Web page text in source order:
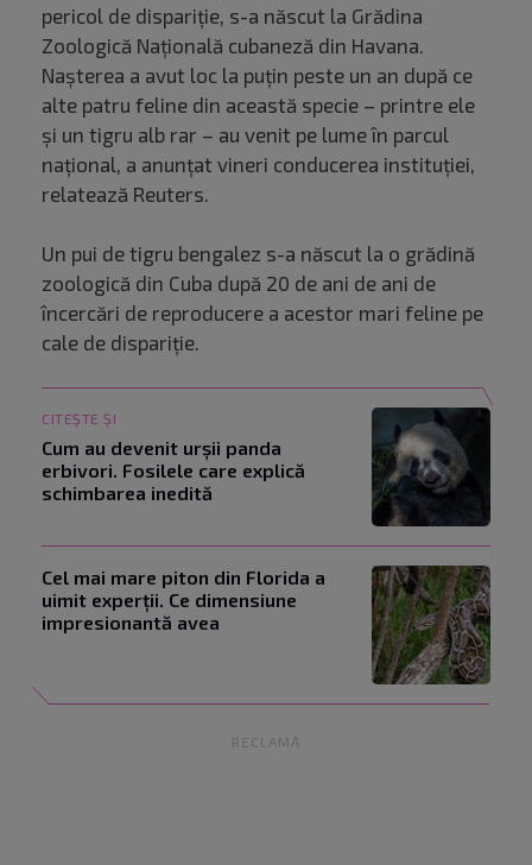
pericol de dispariţie, s-a născut la Grădina
Zoologică Naţională cubaneză din Havana.
Nașterea a avut loc la puţin peste un an după ce
alte patru feline din această specie – printre ele
şi un tigru alb rar – au venit pe lume în parcul
naţional, a anunţat vineri conducerea instituţiei,
relatează Reuters.
Un pui de tigru bengalez s-a născut la o grădină
zoologică din Cuba după 20 de ani de ani de
încercări de reproducere a acestor mari feline pe
cale de dispariţie.
CITEȘTE ȘI
Cum au devenit urșii panda
erbivori. Fosilele care explică
schimbarea inedită
Cel mai mare piton din Florida a
uimit experții. Ce dimensiune
impresionantă avea
RECLAMĂ